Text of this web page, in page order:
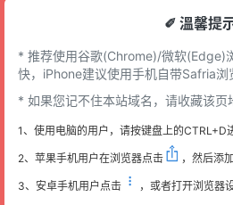
✐ 溫馨提
* 推荐使用谷歌(Chrome)/微软(Edge)
快，iPhone建议使用手机自带Safria浏
* 如果您记不住本站域名，请收藏该页
1、使用电脑的用户，请按键盘上的CTRL+D
2、苹果手机用户在浏览器点击 ，然后添
3、安卓手机用户点击 ，或者打开浏览器